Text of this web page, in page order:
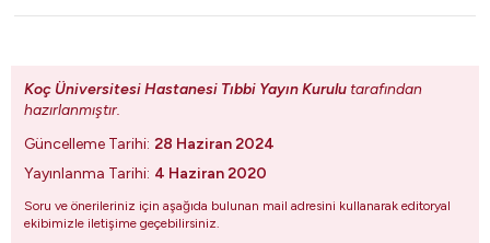
Koç Üniversitesi Hastanesi Tıbbi Yayın Kurulu tarafından
hazırlanmıştır.
Güncelleme Tarihi: 28 Haziran 2024
Yayınlanma Tarihi: 4 Haziran 2020
Soru ve önerileriniz için aşağıda bulunan mail adresini kullanarak editoryal
ekibimizle iletişime geçebilirsiniz.